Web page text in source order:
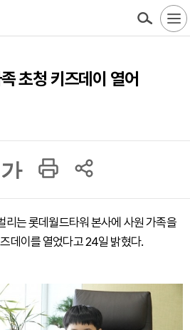
초청 키즈데이 열어
가
는 롯데월드타워 본사에 사원 가족을
데이를 열었다고 24일 밝혔다.